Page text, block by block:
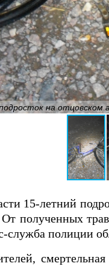
на
15-летний
От полученных
служба полиции